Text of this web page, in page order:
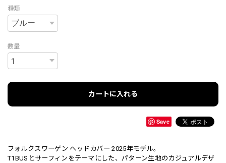
種類
数量
カートに入れる
Save
フォルクスワーゲン ヘッドカバー 2025年モデル。
T1BUSとサーフィンをテーマにした、パターン生地のカジュアルデザ